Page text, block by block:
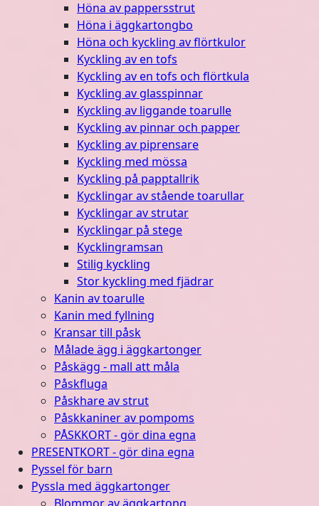
Höna av pappersstrut
Höna i äggkartongbo
Höna och kyckling av flörtkulor
Kyckling av en tofs
Kyckling av en tofs och flörtkula
Kyckling av glasspinnar
Kyckling av liggande toarulle
Kyckling av pinnar och papper
Kyckling av piprensare
Kyckling med mössa
Kyckling på papptallrik
Kycklingar av stående toarullar
Kycklingar av strutar
Kycklingar på stege
Kycklingramsan
Stilig kyckling
Stor kyckling med fjädrar
Kanin av toarulle
Kanin med fyllning
Kransar till påsk
Målade ägg i äggkartonger
Påskägg - mall att måla
Påskfluga
Påskhare av strut
Påskkaniner av pompoms
PÅSKKORT - gör dina egna
PRESENTKORT - gör dina egna
Pyssel för barn
Pyssla med äggkartonger